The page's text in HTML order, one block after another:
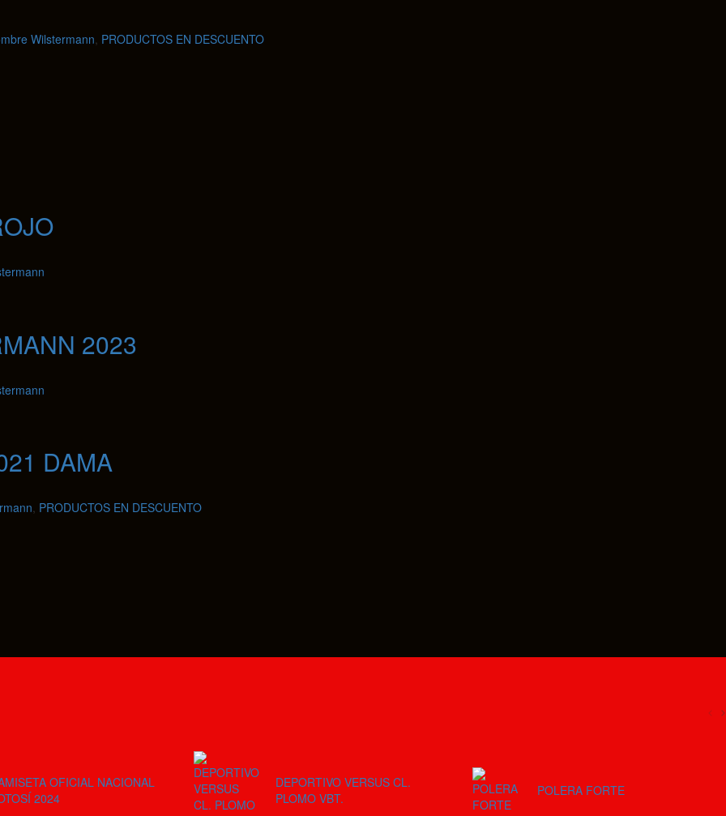
Wilstermann PRODUCTOS EN DESCUENTO
2023
DAMA
PRODUCTOS EN DESCUENTO
OFICIAL NACIONAL
2024
DEPORTIVO VERSUS CL.
PLOMO VBT.
POLERA FORTE